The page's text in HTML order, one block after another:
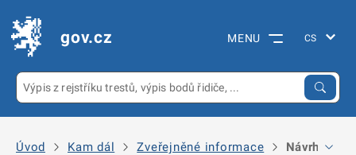
gov.cz MENU
Úvod Kam dál Zveřejněné informace Návrh